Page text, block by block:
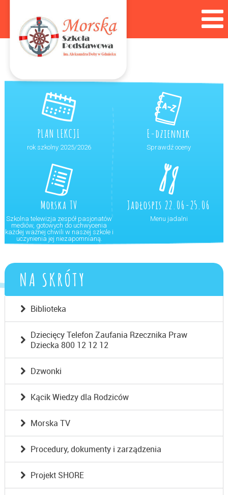
PLAN LEKCJI
rok szkolny 2025/2026
E-dziennik
Sprawdź oceny
Morska TV
Szkolna telewizja zespół pasjonatów
mediów, gotowych do uchwycenia
każdej ważnej chwili w naszej szkole i
uczynienia jej niezapomnianą.
Jadłospis 22.06-25.06
Menu jadalni
NA SKRÓTY
Biblioteka
Dziecięcy Telefon Zaufania Rzecznika Praw
Dziecka 800 12 12 12
Dzwonki
Kącik Wiedzy dla Rodziców
Morska TV
Procedury, dokumenty i zarządzenia
Projekt SHORE